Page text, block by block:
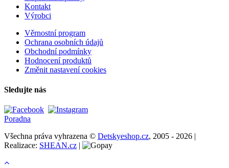
Kontakt
Výrobci
Věrnostní program
Ochrana osobních údajů
Obchodní podmínky
Hodnocení produktů
Změnit nastavení cookies
Sledujte nás
Poradna
Všechna práva vyhrazena © Detskyeshop.cz, 2005 - 2026 |
Realizace: SHEAN.cz |